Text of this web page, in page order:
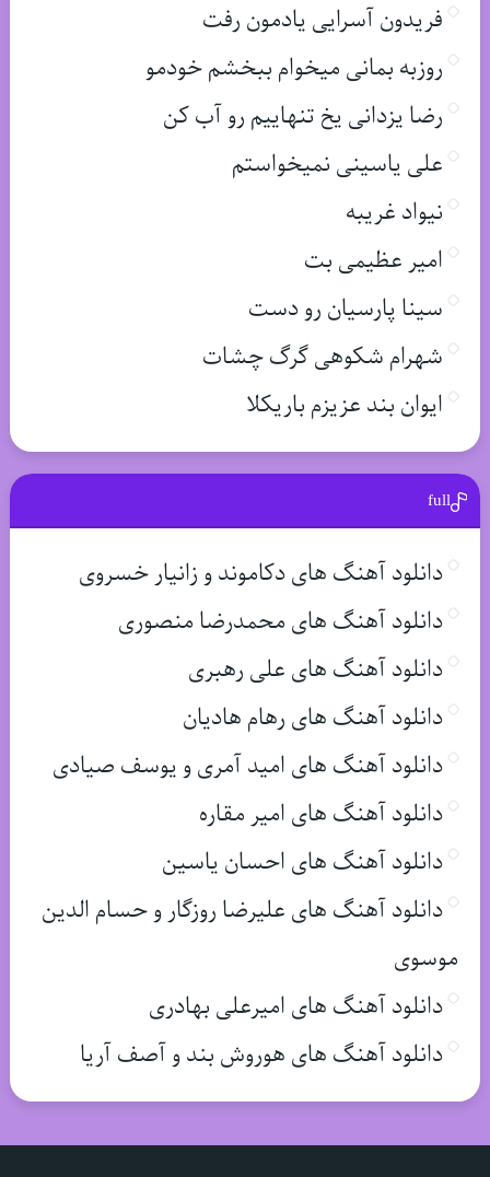
فریدون آسرایی یادمون رفت
روزبه بمانی میخوام ببخشم خودمو
رضا یزدانی یخ تنهاییم رو آب کن
علی یاسینی نمیخواستم
نیواد غریبه
امیر عظیمی بت
سینا پارسیان رو دست
شهرام شکوهی گرگ چشات
ایوان بند عزیزم باریکلا
full
دانلود آهنگ های دکاموند و زانیار خسروی
دانلود آهنگ های محمدرضا منصوری
دانلود آهنگ های علی رهبری
دانلود آهنگ های رهام هادیان
دانلود آهنگ های امید آمری و یوسف صیادی
دانلود آهنگ های امیر مقاره
دانلود آهنگ های احسان یاسین
دانلود آهنگ های علیرضا روزگار و حسام الدین
موسوی
دانلود آهنگ های امیرعلی بهادری
دانلود آهنگ های هوروش بند و آصف آریا